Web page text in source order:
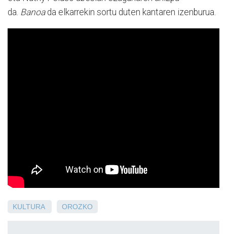
da. Banoa da elkarrekin sortu duten kantaren izenburua.
KULTURA OROZKO